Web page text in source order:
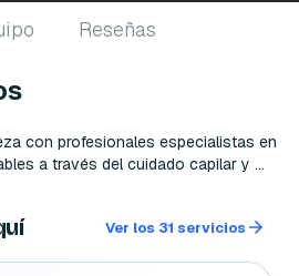
Reseñas
con profesionales especialistas en
a través del cuidado capilar y
Ver los 31 servicios